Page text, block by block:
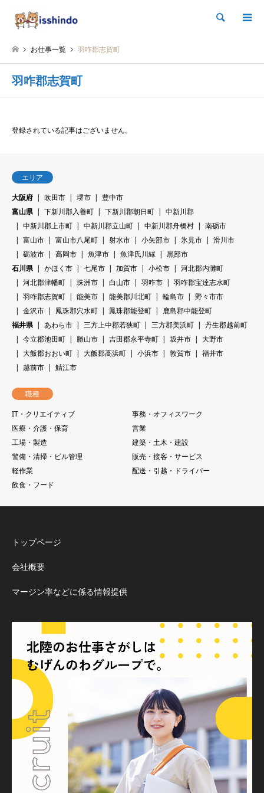
検索
お仕事一覧 羽咋郡志賀町
羽咋郡志賀町
登録されている記事はございません。
エリア
大阪府
吹田市 堺市
豊中市
富山県
下新川郡入善町 下新川郡朝日町
中新川郡
中新川郡上市町
中新川郡立山町 中新川郡舟橋村
南砺市
富山市
富山市八尾町 射水市 小矢部市 氷見市
滑川市
砺波市
高岡市 魚津市 魚津氏川縁
黒部市
石川県
かほく市 七尾市 加賀市 小松市
河北郡内灘町
河北郡津幡町
珠洲市 白山市 羽咋市
羽咋郡宝達志水町
羽咋郡志賀町
能美市 能美郡川北町 輪島市
野々市市
金沢市
鳳珠郡穴水町 鳳珠郡能登町
鹿島郡中能登町
福井県
あわら市 三方上中郡若狭町 三方郡美浜町
丹生郡越前町
今立郡池田町
勝山市 吉田郡永平寺町 坂井市
大野市
大飯郡おおい町
大飯郡高浜町 小浜市 敦賀市
福井市
越前市
鯖江市
職種
IT・クリエイティブ
事務・オフィスワーク
医療・介護・保育
営業
工場・製造
建築・土木・建設
警備・清掃・ビル管理
販売・接客・サービス
軽作業
配送・引越・ドライバー
飲食・フード
トップページ
会社概要
マージン率などに係る情報提供